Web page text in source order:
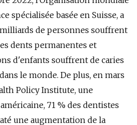
spécialisée basée en Suisse, a
de personnes souffrent
dents permanentes et
d'enfants souffrent de caries
le monde. De plus, en mars
Policy Institute, une
71 % des dentistes
une augmentation de la